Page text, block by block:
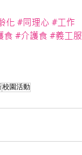
化 #同理心 #工作
食 #介護食 #義工服
校園活動